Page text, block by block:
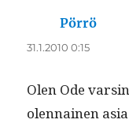
Pörrö
31.1.2010 0:15
Olen Ode
olen­nainen